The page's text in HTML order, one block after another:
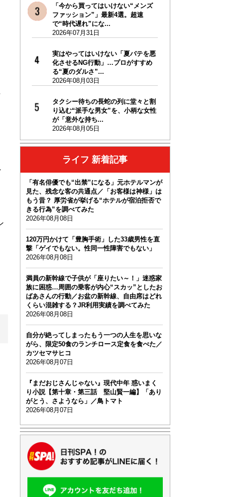
「今から買ってはいけない“メンズ
ファッション”」最新4選。超速
で“時代遅れ”にな...
2026年07月31日
実はやってはいけない「夏バテを悪
化させるNG行動」…プロがすすめ
る“夏のダルさ”...
2026年08月03日
タクシー待ちの長蛇の列に堂々と割
り込む“派手な男女”を、小柄な女性
が「意外な持ち...
2026年08月05日
ライフ 新着記事
「有名俳優でも“出禁”になる」元ホテルマンが
見た、残念な客の共通点／「お客様は神様」は
もう昔？ 厚労省が挙げる“ホテルが宿泊拒否で
きる行為”を調べてみた
2026年08月08日
120万円かけて「豊胸手術」した33歳男性を直
撃「ゲイでもない。性同一性障害でもない」
2026年08月08日
満員の新幹線で子供が「座りたい～！」迷惑家
族に困惑…周囲の乗客が内心“スカッ”としたお
ばあさんの行動／お盆の新幹線、自由席はどれ
くらい混雑する？JR利用実績を調べてみた
2026年08月08日
自分が絶ってしまったもう一つの人生を思いな
がら、限定50食のランチロース定食を食べた／
カツセマサヒコ
2026年08月07日
『まだおじさんじゃない』現代中年 惑いまく
り小説【第十章・第三話 堅山賢一編】「あり
がとう、さようなら」／鳥トマト
2026年08月07日